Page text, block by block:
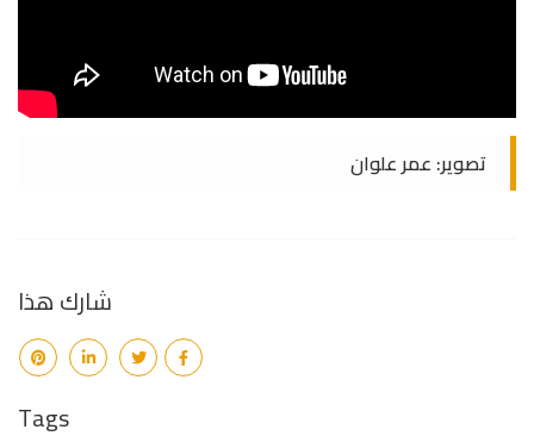
تصوير: عمر علوان
شارك هذا
Tags